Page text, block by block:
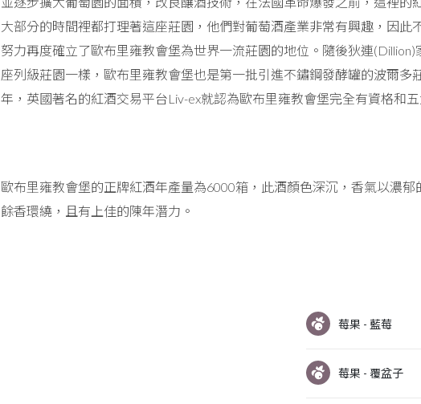
大部分的時間裡都打理著這座莊園，他們對葡萄酒產業非常有興趣，因
努力再度確立了歐布里雍教會堡為世界一流莊園的地位。隨後狄連
座列級莊園一樣，歐布里雍教會堡也是第一批引進不鏽鋼發酵罐的波爾
年，英國著名的紅酒交易平台Liv-ex就認為歐布里雍教會堡完全有資格和
歐布里雍教會堡的正牌紅酒年產量為6000箱，此酒顏色深沉，香氣以濃
餘香環繞，且有上佳的陳年潛力。
莓果 - 藍莓
莓果 - 覆盆子